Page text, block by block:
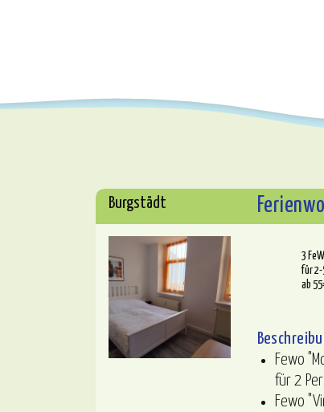
Burgstädt
3
für 2-
ab
Fewo
für 2
Fewo